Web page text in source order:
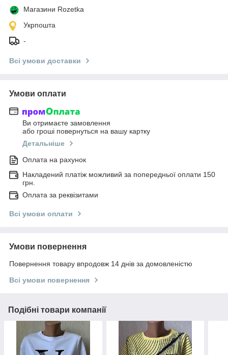
Магазини Rozetka
Укрпошта
-
Всі умови доставки
Умови оплати
Ви отримаєте замовлення
або гроші повернуться на вашу картку
Детальніше
Оплата на рахунок
Накладений платіж можливий за попередньої оплати 150
грн.
Оплата за реквізитами
Всі умови оплати
Умови повернення
Повернення товару впродовж 14 днів за домовленістю
Всі умови повернення
Подібні товари компанії